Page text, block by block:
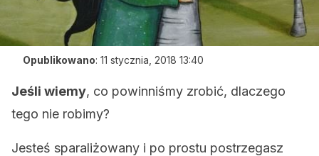
Opublikowano: 11 stycznia, 2018 13:40
Jeśli wiemy, co powinniśmy zrobić, dlaczego
tego nie robimy?
Jesteś sparaliżowany i po prostu postrzegasz